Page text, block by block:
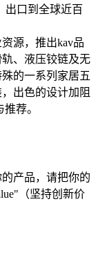
出口到全球近百
源，推出kav品
、液压铰链及无
的一系列家居五
出色的设计加阻
荐。
产品，请把你的
（坚持创新价